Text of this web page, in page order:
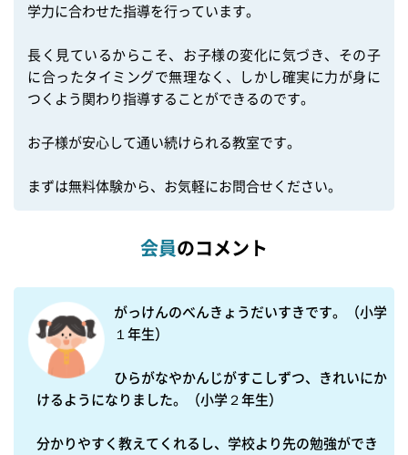
学力に合わせた指導を行っています。
長く見ているからこそ、お子様の変化に気づき、その子
に合ったタイミングで無理なく、しかし確実に力が身に
つくよう関わり指導することができるのです。
お子様が安心して通い続けられる教室です。
まずは無料体験から、お気軽にお問合せください。
会員のコメント
がっけんのべんきょうだいすきです。（小学
１年生）
ひらがなやかんじがすこしずつ、きれいにか
けるようになりました。（小学２年生）
分かりやすく教えてくれるし、学校より先の勉強ができ